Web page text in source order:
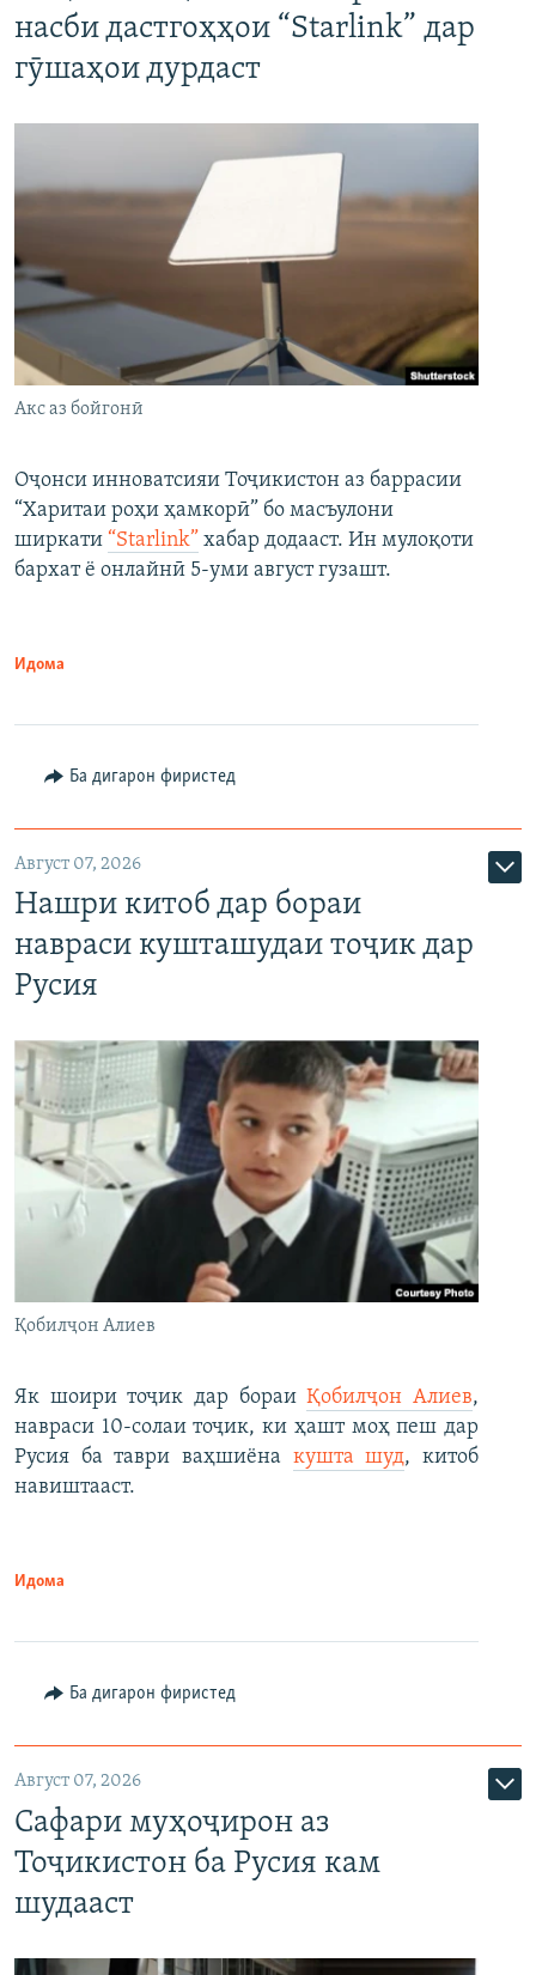
насби дастгоҳҳои “Starlink” дар
гӯшаҳои дурдаст
Акс аз бойгонӣ
Оҷонси инноватсияи Тоҷикистон аз баррасии
“Харитаи роҳи ҳамкорӣ” бо масъулони
ширкати “Starlink” хабар додааст. Ин мулоқоти
бархат ё онлайнӣ 5-уми август гузашт.
Идома
Ба дигарон фиристед
Август 07, 2026
Нашри китоб дар бораи
навраси кушташудаи тоҷик дар
Русия
Қобилҷон Алиев
Як шоири тоҷик дар бораиҚобилҷон Алиев,
навраси 10-солаи тоҷик, ки ҳашт моҳ пеш дар
Русия ба таври ваҳшиёна кушта шуд, китоб
навиштааст.
Идома
Ба дигарон фиристед
Август 07, 2026
Сафари муҳоҷирон аз
Тоҷикистон ба Русия кам
шудааст